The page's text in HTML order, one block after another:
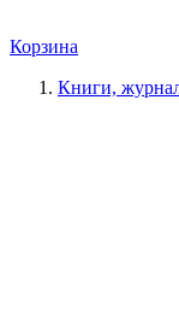
Корзина
Книги,